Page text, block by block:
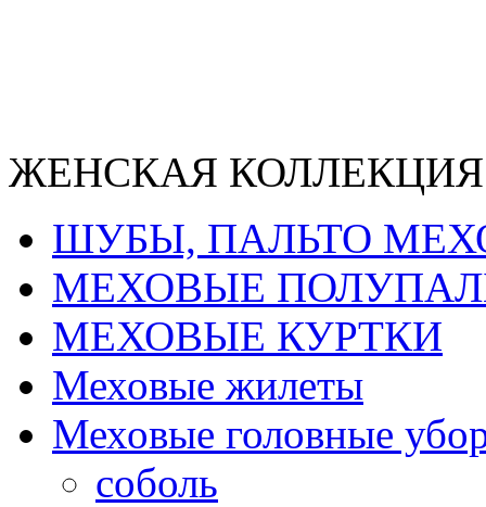
ЖЕНСКАЯ КОЛЛЕКЦИЯ
ШУБЫ, ПАЛЬТО
МЕХОВЫЕ
МЕХОВЫЕ КУРТКИ
Меховые жилеты
Меховые головные
соболь